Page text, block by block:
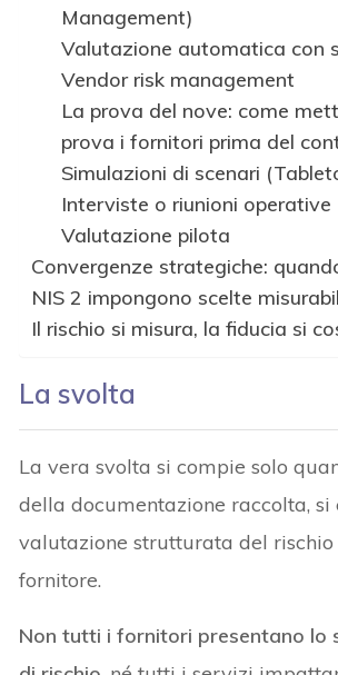
Management)
Valutazione automatica con
Vendor risk management
La prova del nove: come
prova i fornitori prima del
Simulazioni di scenari
Interviste o riunioni operative
Valutazione pilota
Convergenze strategiche:
NIS 2 impongono scelte
Il rischio si misura, la fiducia si
La svolta
La vera svolta si compie solo
della documentazione raccolta, si
valutazione strutturata del rischio
fornitore.
Non tutti i fornitori presentano lo